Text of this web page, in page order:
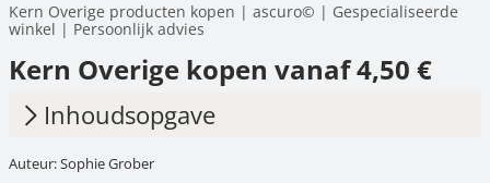
Kern Overige producten kopen | ascuro© | Gespecialiseerde
winkel | Persoonlijk advies
Kern Overige kopen vanaf 4,50 €
Inhoudsopgave
1. Waarvoor worden aanvullende accessoires
Auteur: Sophie Grober